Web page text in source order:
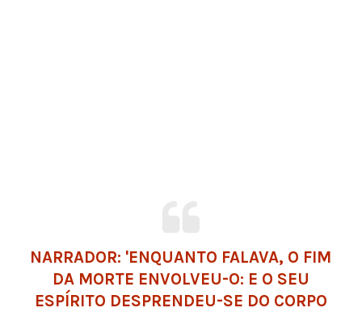
NARRADOR: 'ENQUANTO FALAVA, O FIM
DA MORTE ENVOLVEU-O: E O SEU
ESPÍRITO DESPRENDEU-SE DO CORPO